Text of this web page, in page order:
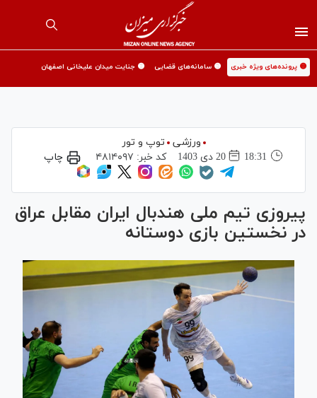
🟡 پرونده‌های ویژه خبری 🟡 سامانه‌های قضایی 🟡 جنایت میدان علیخانی اصفهان
ورزشی
توپ و تور
18:31
20 دی 1403 کد خبر: ۴۸۱۴۰۹۷ چاپ
پیروزی تیم ملی هندبال ایران مقابل عراق
در نخستین بازی دوستانه